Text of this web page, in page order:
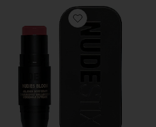
Favorite РУМЯНА NUDIES